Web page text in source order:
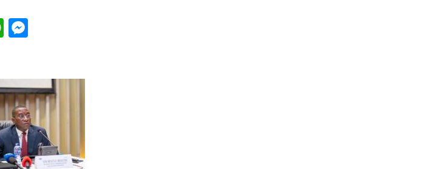
W
h
sA
p
p
n
ge
r